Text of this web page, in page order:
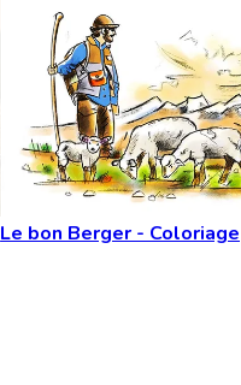
Le bon Berger - Coloriage